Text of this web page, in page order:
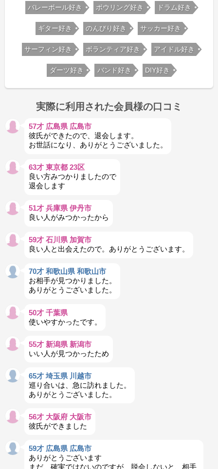
バレーボール好き ボウリング好き ドラム好き
ギター好き のんびり好き サッカー好き
サーフィン好き ボランティア好き アイドル好き
ダーツ好き バンド好き DIY好き
実際に利用された会員様の口コミ
57才 広島県 広島市
彼氏ができたので、退会します。
お世話になり、ありがとうございました。
63才 東京都 23区
良い方みつかりましたので
退会します
51才 兵庫県 伊丹市
良い人がみつかったから
59才 石川県 加賀市
良い人と出会えたので。ありがとうございます。
70才 和歌山県 和歌山市
お相手が見つかりました。
ありがとうございました。
50才 千葉県
使いやすかったです。
55才 新潟県 新潟市
いい人が見つかったため
65才 埼玉県 川越市
巡り合いは、急に訪れました。
ありがとうございました。
56才 大阪府 大阪市
彼氏ができました
59才 広島県 広島市
ありがとうございます
まだ、確実ではないのですが、脱会しないと、相手